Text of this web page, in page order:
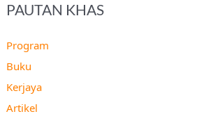
PAUTAN KHAS
Program
Buku
Kerjaya
Artikel